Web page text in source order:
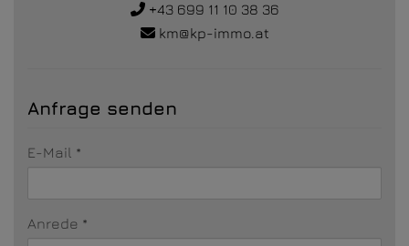
+43 699 11 10 38 36
km@kp-immo.at
Anfrage senden
E-Mail
Anrede